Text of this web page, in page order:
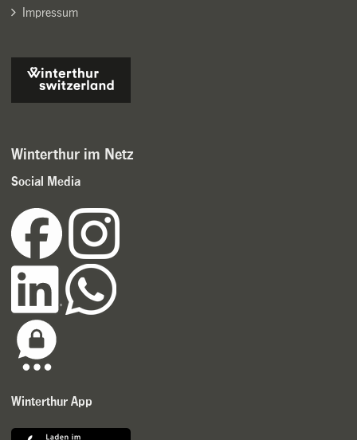
Impressum
Winterthur im Netz
Social Media
Winterthur App